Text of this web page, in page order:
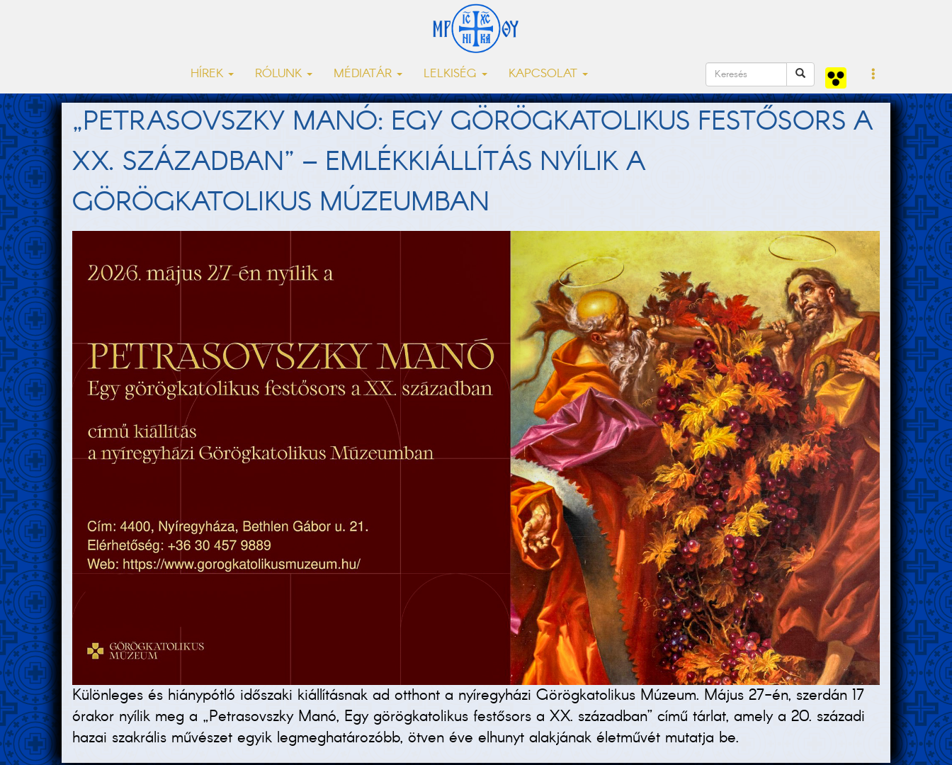
HÍREK RÓLUNK MÉDIATÁR LELKISÉG KAPCSOLAT
„PETRASOVSZKY MANÓ: EGY GÖRÖGKATOLIKUS FESTŐSORS A
XX. SZÁZADBAN” – EMLÉKKIÁLLÍTÁS NYÍLIK A
GÖRÖGKATOLIKUS MÚZEUMBAN
Különleges és hiánypótló időszaki kiállításnak ad otthont a nyíregyházi Görögkatolikus Múzeum. Május 27-én, szerdán 17
órakor nyílik meg a „Petrasovszky Manó, Egy görögkatolikus festősors a XX. században” című tárlat, amely a 20. századi
hazai szakrális művészet egyik legmeghatározóbb, ötven éve elhunyt alakjának életművét mutatja be.